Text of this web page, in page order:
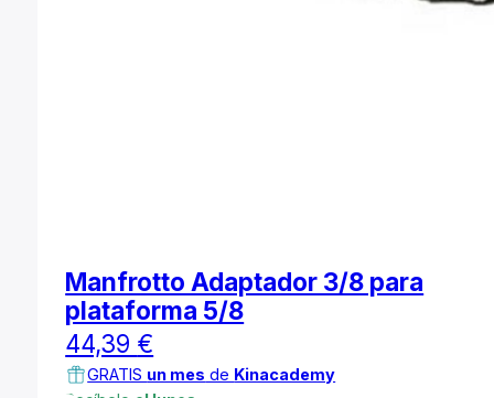
Manfrotto Adaptador 3/8 para
plataforma 5/8
44,39 €
GRATIS un mes de Kinacademy